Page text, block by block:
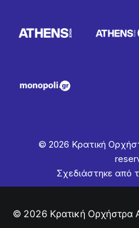
© 2026 Κρατική
Σχεδιάστηκε από
© 2026 Κρατική Ορχήστρα